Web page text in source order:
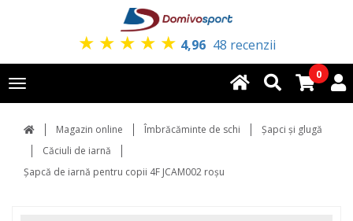
★ ★ ★ ★ ★ 4,96 48 recenzii
Toggle
navigation
0
Magazin online Îmbrăcăminte de schi
Şapci şi glugă
Căciuli de iarnă
Șapcă de iarnă pentru copii 4F JCAM002 roșu